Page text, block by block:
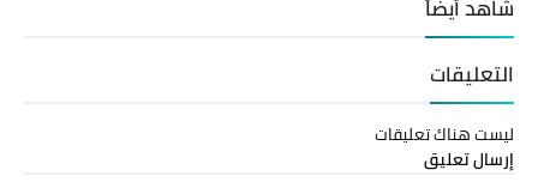
شاهد أيضاً
التعليقات
ليست هناك تعليقات
إرسال تعليق